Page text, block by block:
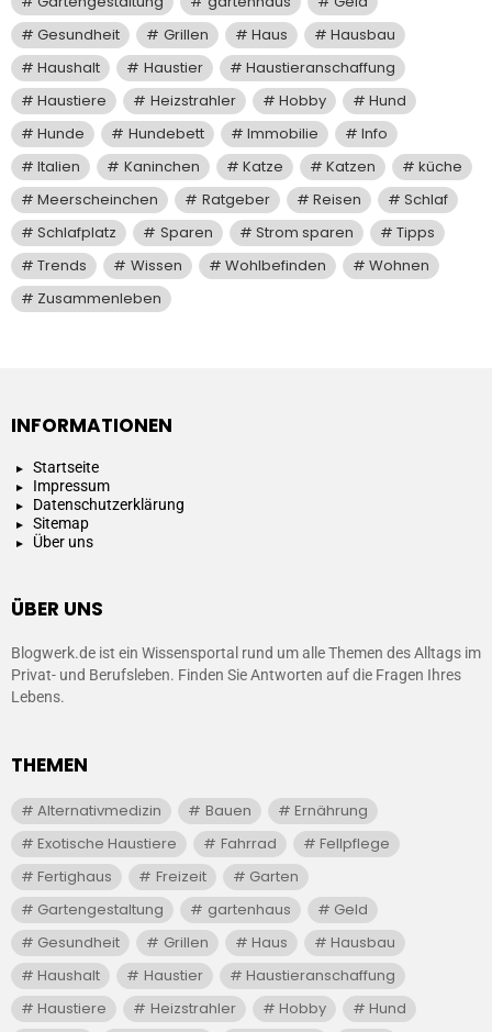
Gesundheit
Grillen Haus
Hausbau
Haushalt
Haustier
Haustieranschaffung
Haustiere
Heizstrahler Hobby
Hund
Hunde
Hundebett Immobilie
Info
Italien
Kaninchen Katze Katzen
küche
Meerscheinchen
Ratgeber Reisen
Schlaf
Schlafplatz
Sparen Strom sparen
Tipps
Trends
Wissen Wohlbefinden
Wohnen
Zusammenleben
INFORMATIONEN
Startseite
Impressum
Datenschutzerklärung
Sitemap
Über uns
ÜBER UNS
Blogwerk.de ist ein Wissensportal rund um alle Themen des Alltags im
Privat- und Berufsleben. Finden Sie Antworten auf die Fragen Ihres
Lebens.
THEMEN
Alternativmedizin Bauen
Ernährung
Exotische Haustiere
Fahrrad
Fellpflege
Fertighaus
Freizeit
Garten
Gartengestaltung
gartenhaus
Geld
Gesundheit
Grillen Haus
Hausbau
Haushalt
Haustier
Haustieranschaffung
Haustiere
Heizstrahler Hobby
Hund